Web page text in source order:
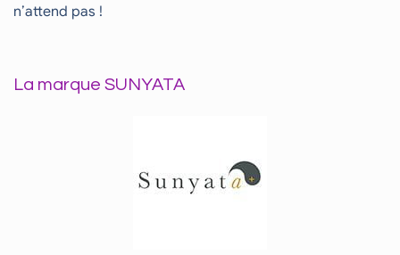
n’attend pas !
La marque SUNYATA